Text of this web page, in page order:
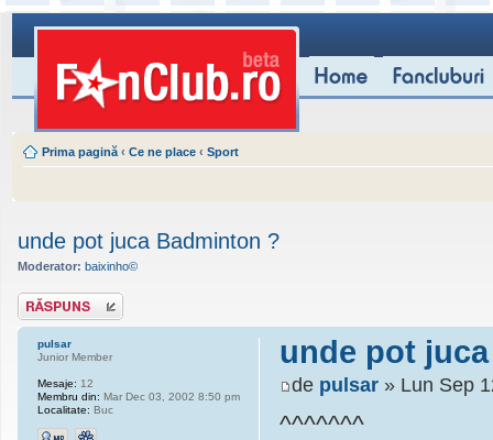
Prima pagină ‹ Ce ne place ‹ Sport
unde pot juca Badminton ?
Moderator: baixinho©
Scrie un răspuns
unde pot
de pulsar » Lun Sep
^^^^^^^
pulsar
Junior Member
Mesaje: 12
Membru din: Mar Dec 03, 2002 8:50 pm
Localitate: Buc